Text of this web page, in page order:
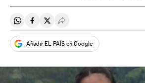
Compartir en Whatsapp
Compartir en Facebook
Compartir en Twitter
Desplegar Redes Sociales
Añadir EL PAÍS en Google